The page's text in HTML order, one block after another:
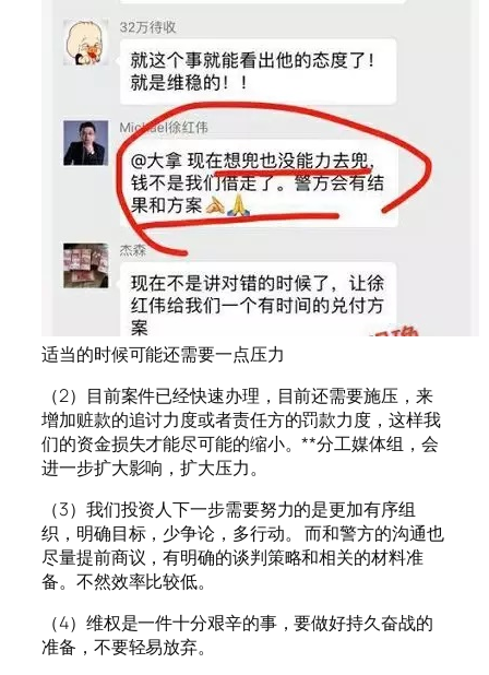
适当的时候可能还需要一点压力
（2）目前案件已经快速办理，目前还需要施压，来
增加赃款的追讨力度或者责任方的罚款力度，这样我
们的资金损失才能尽可能的缩小。**分工媒体组，会
进一步扩大影响，扩大压力。
（3）我们投资人下一步需要努力的是更加有序组
织，明确目标，少争论，多行动。 而和警方的沟通也
尽量提前商议，有明确的谈判策略和相关的材料准
备。不然效率比较低。
（4）维权是一件十分艰辛的事，要做好持久奋战的
准备，不要轻易放弃。